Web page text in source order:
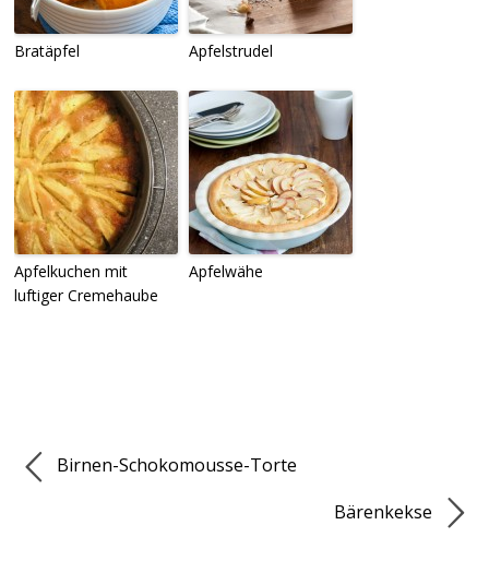
Bratäpfel Apfelstrudel
Apfelkuchen mit
luftiger Cremehaube
Apfelwähe
Birnen-Schokomousse-Torte
Bärenkekse